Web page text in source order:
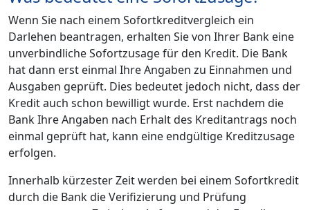
Wenn Sie nach einem Sofortkreditvergleich ein
Darlehen beantragen, erhalten Sie von Ihrer Bank eine
unverbindliche Sofortzusage für den Kredit. Die Bank
hat dann erst einmal Ihre Angaben zu Einnahmen und
Ausgaben geprüft. Dies bedeutet jedoch nicht, dass der
Kredit auch schon bewilligt wurde. Erst nachdem die
Bank Ihre Angaben nach Erhalt des Kreditantrags noch
einmal geprüft hat, kann eine endgültige Kreditzusage
erfolgen.
Innerhalb kürzester Zeit werden bei einem Sofortkredit
durch die Bank die Verifizierung und Prüfung